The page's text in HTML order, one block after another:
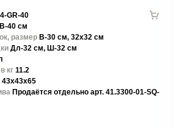
GR-40
40 см
размер В-30 см, 32х32 см
Дл-32 см, Ш-32 см
кг 11.2
43x43x65
Продаётся отдельно арт. 41.3300-01-SQ-